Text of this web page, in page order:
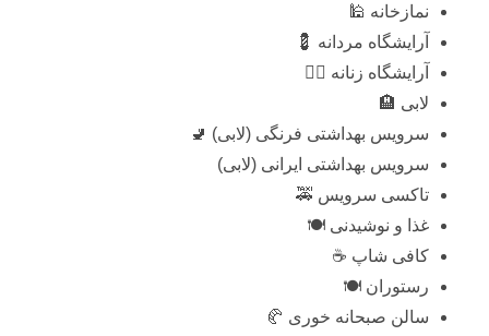
نمازخانه 🕌
آرایشگاه مردانه 💈
آرایشگاه زنانه 💇‍♀️
لابی 🏨
سرویس بهداشتی فرنگی (لابی) 🚽
سرویس بهداشتی ایرانی (لابی)
تاکسی سرویس 🚕
غذا و نوشیدنی 🍽️
کافی شاپ ☕
رستوران 🍽️
سالن صبحانه خوری 🥐